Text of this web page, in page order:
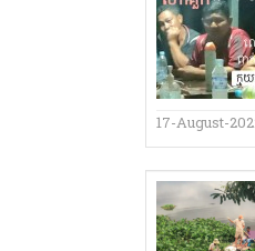
17-August-